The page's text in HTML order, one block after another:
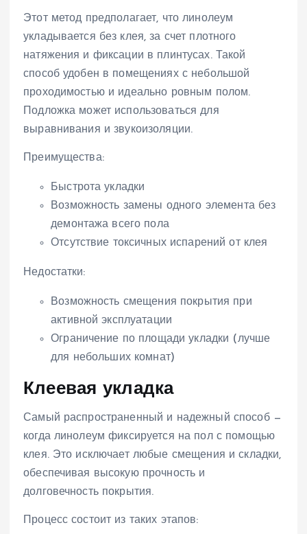
Этот метод предполагает, что линолеум
укладывается без клея, за счет плотного
натяжения и фиксации в плинтусах. Такой
способ удобен в помещениях с небольшой
проходимостью и идеально ровным полом.
Подложка может использоваться для
выравнивания и звукоизоляции.
Преимущества:
Быстрота укладки
Возможность замены одного элемента без
демонтажа всего пола
Отсутствие токсичных испарений от клея
Недостатки:
Возможность смещения покрытия при
активной эксплуатации
Ограничение по площади укладки (лучше
для небольших комнат)
Клеевая укладка
Самый распространенный и надежный способ —
когда линолеум фиксируется на пол с помощью
клея. Это исключает любые смещения и складки,
обеспечивая высокую прочность и
долговечность покрытия.
Процесс состоит из таких этапов: